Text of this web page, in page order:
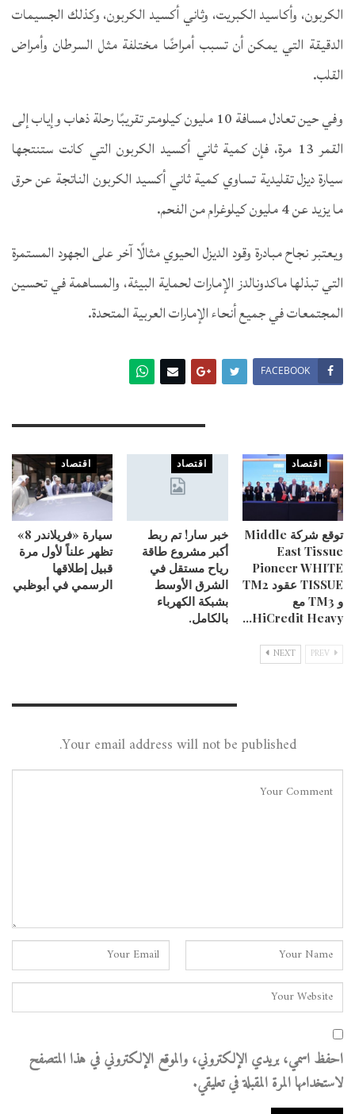
الكربون، وأكاسيد الكبريت، وثاني أكسيد الكربون، وكذلك الجسيمات
الدقيقة التي يمكن أن تسبب أمراضًا مختلفة مثل السرطان وأمراض
القلب.
وفي حين تعادل مسافة 10 مليون كيلومتر تقريبًا رحلة ذهاب وإياب إلى
القمر 13 مرة، فإن كمية ثاني أكسيد الكربون التي كانت ستنتجها
سيارة ديزل تقليدية تساوي كمية ثاني أكسيد الكربون الناتجة عن حرق
ما يزيد عن 4 مليون كيلوغرام من الفحم.
ويعتبر نجاح مبادرة وقود الديزل الحيوي مثالًا آخر على الجهود المستمرة
التي تبذلها ماكدونالدز الإمارات لحماية البيئة، والمساهمة في تحسين
المجتمعات في جميع أنحاء الإمارات العربية المتحدة.
FACEBOOK
اقتصاد
توقع شركة Middle
East Tissue
Pioneer WHITE
TISSUE عقود TM2
و TM3 مع
HiCredit Heavy…
اقتصاد
خبر سار! تم ربط
أكبر مشروع طاقة
رياح مستقل في
الشرق الأوسط
بشبكة الكهرباء
بالكامل.
اقتصاد
سيارة «فريلاندر 8»
تظهر علناً لأول مرة
قبيل إطلاقها
الرسمي في أبوظبي
NEXT
Your email address will not be published.
احفظ اسمي، بريدي الإلكتروني، والموقع الإلكتروني في هذا المتصفح
لاستخدامها المرة المقبلة في تعليقي.